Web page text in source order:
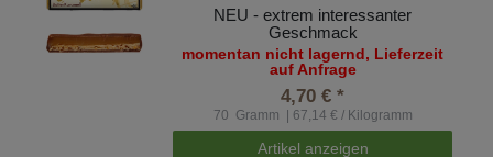
NEU - extrem interessanter
Geschmack
momentan nicht lagernd, Lieferzeit
auf Anfrage
4,70 € *
70 Gramm | 67,14 € / Kilogramm
Artikel anzeigen